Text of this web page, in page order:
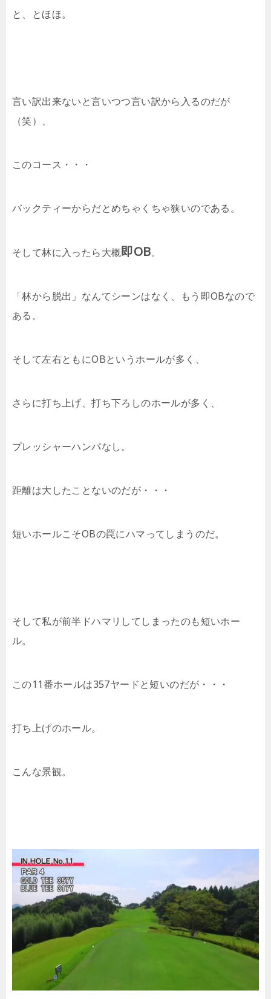
と、とほほ。
言い訳出来ないと言いつつ言い訳から入るのだが
（笑）、
このコース・・・
バックティーからだとめちゃくちゃ狭いのである。
そして林に入ったら大概即OB。
「林から脱出」なんてシーンはなく、もう即OBなので
ある。
そして左右ともにOBというホールが多く、
さらに打ち上げ、打ち下ろしのホールが多く、
プレッシャーハンパなし。
距離は大したことないのだが・・・
短いホールこそOBの罠にハマってしまうのだ。
そして私が前半ドハマリしてしまったのも短いホー
ル。
この11番ホールは357ヤードと短いのだが・・・
打ち上げのホール。
こんな景観。